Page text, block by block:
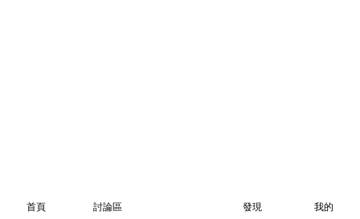
首頁 討論區 發現 我的